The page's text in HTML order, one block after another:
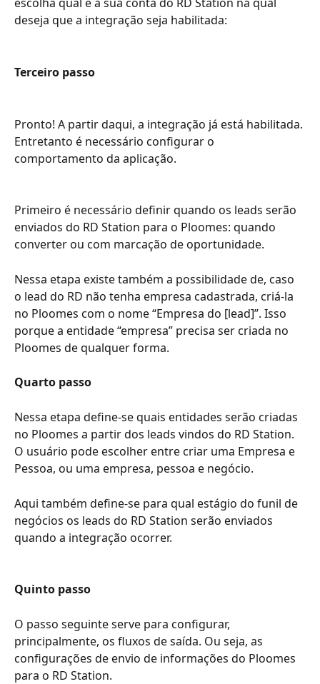
deseja que a integração seja habilitada:
Terceiro passo
Pronto! A partir daqui, a integração já está habilitada.
Entretanto é necessário configurar o
comportamento da aplicação.
Primeiro é necessário definir quando os leads serão
enviados do RD Station para o Ploomes: quando
converter ou com marcação de oportunidade.
Nessa etapa existe também a possibilidade de, caso
o lead do RD não tenha empresa cadastrada, criá-la
no Ploomes com o nome “Empresa do [lead]”. Isso
porque a entidade “empresa” precisa ser criada no
Ploomes de qualquer forma.
Quarto passo
Nessa etapa define-se quais entidades serão criadas
no Ploomes a partir dos leads vindos do RD Station.
O usuário pode escolher entre criar uma Empresa e
Pessoa, ou uma empresa, pessoa e negócio.
Aqui também define-se para qual estágio do funil de
negócios os leads do RD Station serão enviados
quando a integração ocorrer.
Quinto passo
O passo seguinte serve para configurar,
principalmente, os fluxos de saída. Ou seja, as
configurações de envio de informações do Ploomes
para o RD Station.